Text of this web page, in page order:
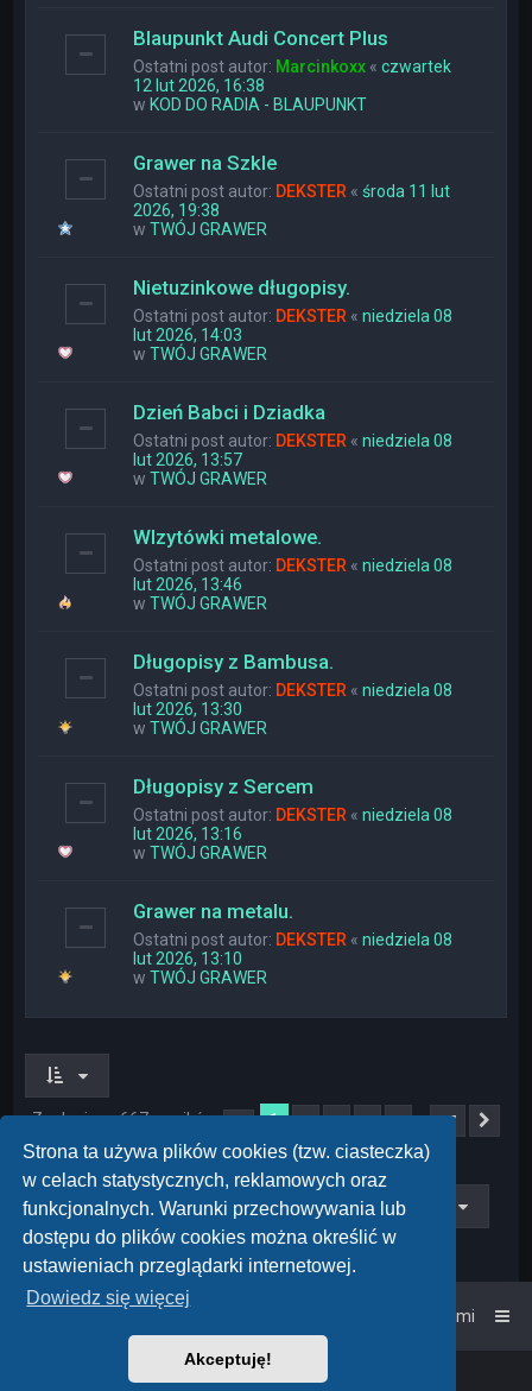
Strona ta używa plików cookies (tzw. ciasteczka)
w celach statystycznych, reklamowych oraz
funkcjonalnych. Warunki przechowywania lub
dostępu do plików cookies można określić w
ustawieniach przeglądarki internetowej.
Dowiedz się więcej
Akceptuję!
Blaupunkt Audi Concert Plus
Ostatni post autor: Marcinkoxx «czwartek
12 lut 2026, 16:38
w KOD DO RADIA - BLAUPUNKT
Grawer na Szkle
Ostatni post autor: DEKSTER «środa 11 lut
2026, 19:38
wTWÓJ GRAWER
Nietuzinkowe długopisy.
Ostatni post autor: DEKSTER «niedziela 08
lut 2026, 14:03
wTWÓJ GRAWER
Dzień Babci i Dziadka
Ostatni post autor: DEKSTER «niedziela 08
lut 2026, 13:57
wTWÓJ GRAWER
WIzytówki metalowe.
Ostatni post autor: DEKSTER «niedziela 08
lut 2026, 13:46
wTWÓJ GRAWER
Długopisy z Bambusa.
Ostatni post autor: DEKSTER «niedziela 08
lut 2026, 13:30
wTWÓJ GRAWER
Długopisy z Sercem
Ostatni post autor: DEKSTER «niedziela 08
lut 2026, 13:16
wTWÓJ GRAWER
Grawer na metalu.
Ostatni post autor: DEKSTER «niedziela 08
lut 2026, 13:10
wTWÓJ GRAWER
Znaleziono 667 wyników 1 2 3 4 5 … 27
Przejdź do
Kontakt z nami
phpBB
PlanetStyles